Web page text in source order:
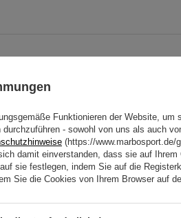
Auch prüfen
Funktionieren der Website,
- sowohl von uns als auch
(https://www.marbosport.de/
damit einverstanden, dass sie auf
sie festlegen, indem Sie auf die
Sie die Cookies von Ihrem Browser auf